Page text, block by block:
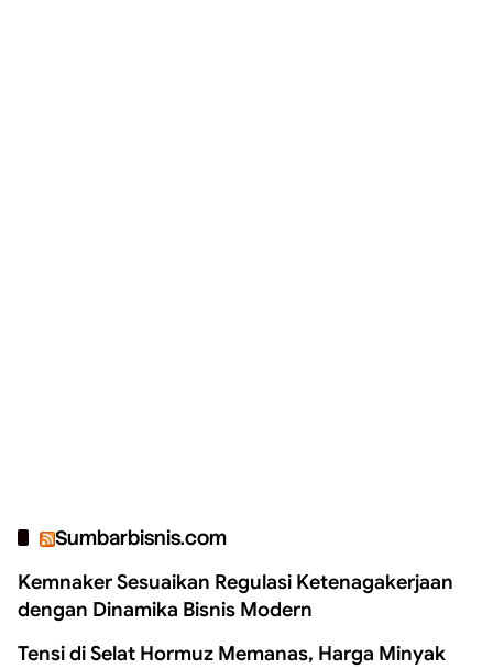
Sumbarbisnis.com
Kemnaker Sesuaikan Regulasi Ketenagakerjaan
dengan Dinamika Bisnis Modern
Tensi di Selat Hormuz Memanas, Harga Minyak